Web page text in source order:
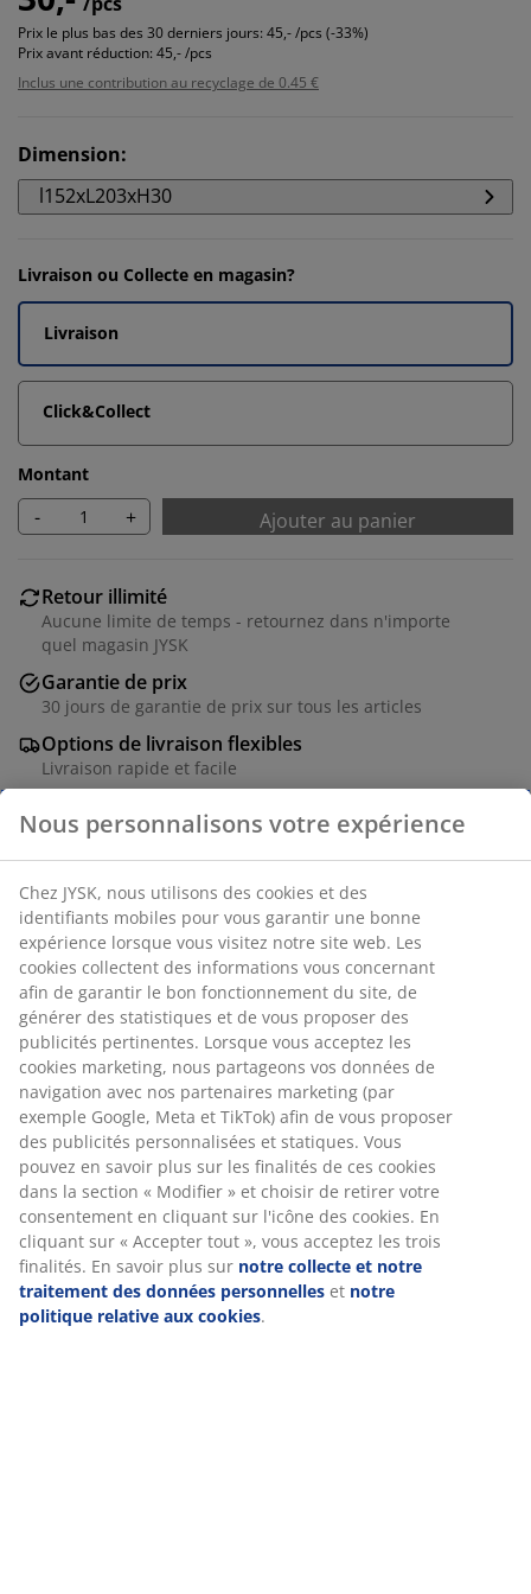
Prix le plus bas des 30 derniers jours: 45,- /pcs (-33%)
Prix avant réduction: 45,- /pcs
Inclus une contribution au recyclage de 0.45 €
Dimension:
l152xL203xH30
Livraison ou Collecte en magasin?
Livraison
Click&Collect
Montant
- + Ajouter au panier
Retour illimité
Aucune limite de temps - retournez dans n'importe
quel magasin JYSK
Garantie de prix
30 jours de garantie de prix sur tous les articles
Options de livraison flexibles
Livraison rapide et facile
velours. Pompe électrique intégrée. l152 x L203 x H30
cm
Numéro d’article: 4706220
Instructions de montage
Spécifications
Avis
(209)
Nous personnalisons votre expérience